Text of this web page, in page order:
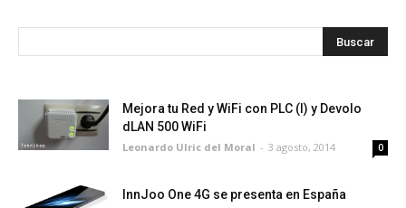
Mejora tu Red y WiFi con PLC (I) y Devolo
dLAN 500 WiFi
Leonardo Ulric del Moral - 3 agosto, 2014 0
InnJoo One 4G se presenta en España